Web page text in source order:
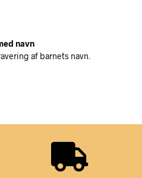
navn
af barnets navn.